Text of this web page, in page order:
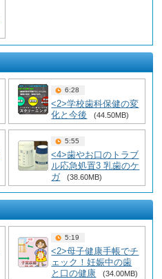
6:28
<2>学校歯科保健の変
化と今後
(44.50MB)
5:55
<4>歯やお口のトラブ
ル応急処置3 乳歯のケ
ガ
(38.60MB)
5:19
<2>母子健康手帳でチ
ェック！妊娠中の歯
と口の健康
(34.00MB)